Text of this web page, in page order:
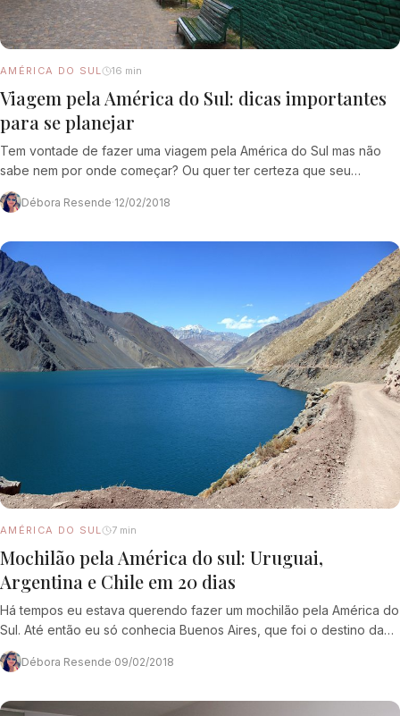
AMÉRICA DO SUL 16 min
Viagem pela América do Sul: dicas importantes
para se planejar
Tem vontade de fazer uma viagem pela América do Sul mas não
sabe nem por onde começar? Ou quer ter certeza que seu
planejamento…
Débora Resende·12/02/2018
AMÉRICA DO SUL 7 min
Mochilão pela América do sul: Uruguai,
Argentina e Chile em 20 dias
Há tempos eu estava querendo fazer um mochilão pela América do
Sul. Até então eu só conhecia Buenos Aires, que foi o destino da…
Débora Resende·09/02/2018